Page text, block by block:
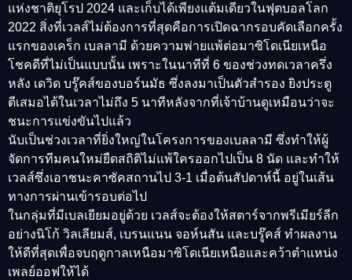
แห่งชาติยุโรป 2024 และเก็บได้เพียงแต้มเดียวในฟุตบอลโลก
2022 สิ่งที่เวลส์ไม่ต้องการที่สุดคือการเปิดฉากรอบคัดเลือกครั้ง
แรกของเคร็ก เบลลามี ด้วยความพ่ายแพ้ต่อมาซิโดเนียเหนือ
โชคดีที่ไม่เป็นแบบนั้น เพราะในนาทีที่ 6 ของช่วงทดเวลาครึ่ง
หลัง เดวิด บรู๊คส์ของบอร์นมัธ ซึ่งลงมาเป็นตัวสำรอง ยิงประตู
ตีเสมอได้ในเวลาไม่ถึง 5 นาทีหลังจากที่เจ้าบ้านดูเหมือนว่าจะ
ชนะการแข่งขันไปแล้ว
นับเป็นช่วงเวลาที่ยิ่งใหญ่ในโครงการของเบลลามี ซึ่งทำให้ผู้
จัดการทีมคนใหม่ยืดสถิติไม่แพ้ใครออกไปเป็น 8 นัด และทำให้
เวลส์ซึ่งเอาชนะคาซัคสถานไป 3-1 เมื่อต้นสัปดาห์นี้ อยู่ในเส้น
ทางการผ่านเข้ารอบต่อไป
ในกลุ่มที่มีเบลเยียมอยู่ด้วย เวลส์จะต้องให้สตาร์จากพรีเมียร์ลีก
อย่างนิโก้ วิลเลียมส์, เบรนแนน จอห์นสัน และบรู๊คส์ ทำผลงาน
ให้ดีที่สุดเพื่อจบฤดูกาลเหนือมาซิโดเนียเหนือและคว้าตำแหน่ง
เพลย์ออฟให้ได้